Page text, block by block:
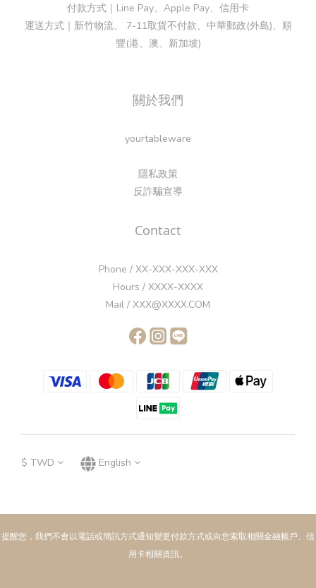
付款方式｜Line Pay、Apple Pay、信用卡
運送方式｜新竹物流、 7-11取貨不付款、中華郵政(外島)、順
豐(港、澳、新加坡)
關於我們
yourtableware
隱私政策
反詐騙宣導
Contact
Phone / XX-XXX-XXX-XXX
Hours / XXXX-XXXX
Mail / XXX@XXXX.COM
$ TWD English
提醒您，我們不會以電話或簡訊方式通知變更付款方式或向您索取相關金融帳戶、信
用卡相關資訊。